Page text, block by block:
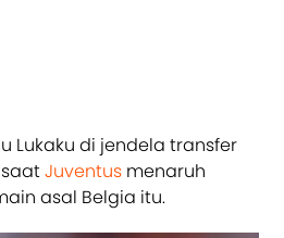
Lukaku di jendela transfer
Juventus menaruh
asal Belgia itu.